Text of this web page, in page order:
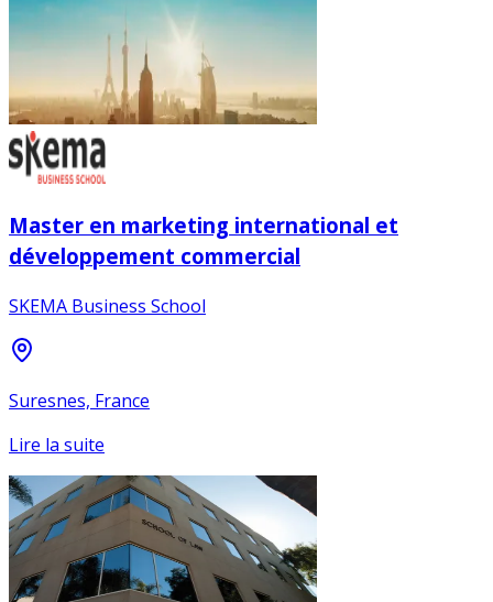
Master en marketing international et
développement commercial
SKEMA Business School
Suresnes, France
Lire la suite